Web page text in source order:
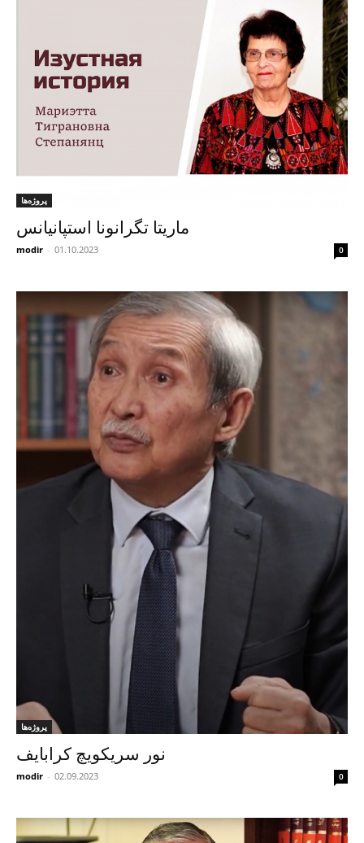
پروژه‌ها
ماریتا تگرانونا استپانیانس
modir - 01.10.2023 0
پروژه‌ها
نور سریکویچ کرابایف
modir - 02.09.2023 0